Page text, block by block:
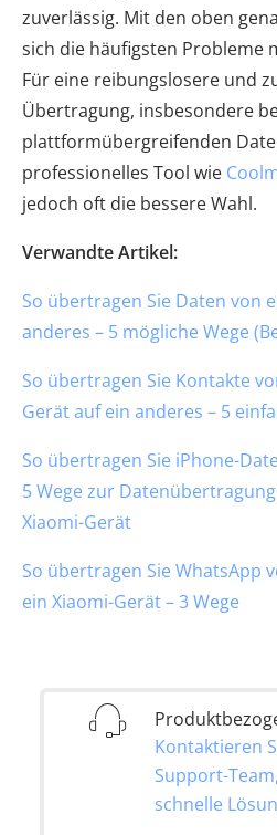
zuverlässig. Mit den oben
sich die häufigsten Probleme
Für eine reibungslosere und
Übertragung, insbesondere
plattformübergreifenden
professionelles Tool wie
jedoch oft die bessere Wahl.
Verwandte Artikel:
So übertragen Sie Daten von
anderes – 5 mögliche Wege
So übertragen Sie Kontakte
Gerät auf ein anderes – 5
So übertragen Sie iPhone-
5 Wege zur
Xiaomi-Gerät
So übertragen Sie WhatsApp
ein Xiaomi-Gerät – 3 Wege
Kontaktieren
Support-
schnelle